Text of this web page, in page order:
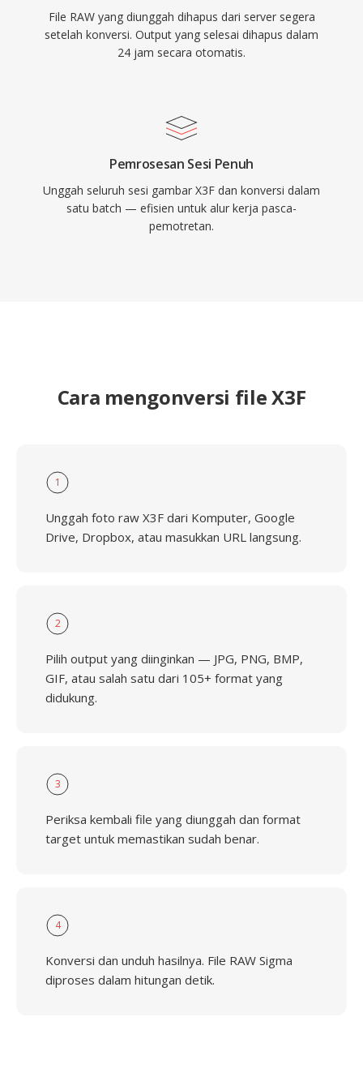
File RAW yang diunggah dihapus dari server segera
setelah konversi. Output yang selesai dihapus dalam
24 jam secara otomatis.
Pemrosesan Sesi Penuh
Unggah seluruh sesi gambar X3F dan konversi dalam
satu batch — efisien untuk alur kerja pasca-
pemotretan.
Cara mengonversi file X3F
1
Unggah foto raw X3F dari Komputer, Google
Drive, Dropbox, atau masukkan URL langsung.
2
Pilih output yang diinginkan — JPG, PNG, BMP,
GIF, atau salah satu dari 105+ format yang
didukung.
3
Periksa kembali file yang diunggah dan format
target untuk memastikan sudah benar.
4
Konversi dan unduh hasilnya. File RAW Sigma
diproses dalam hitungan detik.